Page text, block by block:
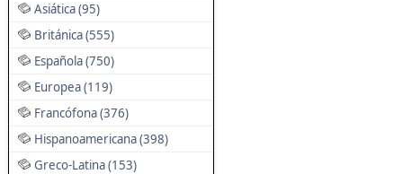
Asiática (95)
Británica (555)
Española (750)
Europea (119)
Francófona (376)
Hispanoamericana (398)
Greco-Latina (153)